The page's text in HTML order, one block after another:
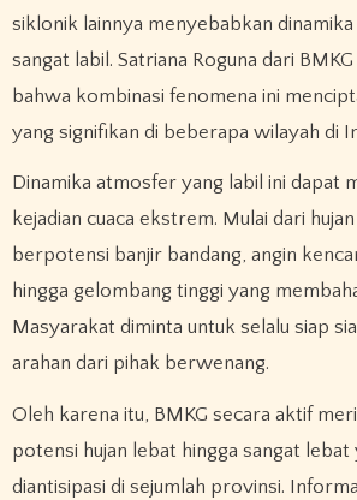
siklonik lainnya menyebabkan
sangat labil. Satriana Roguna dari
bahwa kombinasi fenomena ini
yang signifikan di beberapa wilayah di
Dinamika atmosfer yang labil ini dapat
kejadian cuaca ekstrem. Mulai dari
berpotensi banjir bandang, angin
hingga gelombang tinggi yang
Masyarakat diminta untuk selalu siap
arahan dari pihak berwenang.
Oleh karena itu, BMKG secara aktif
potensi hujan lebat hingga sangat lebat
diantisipasi di sejumlah provinsi.